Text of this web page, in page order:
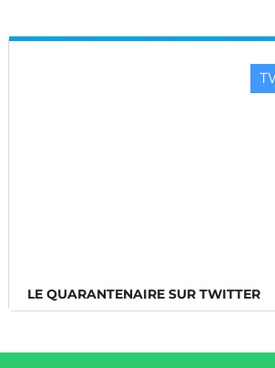
LE QUARANTENAIRE SUR TWITTER